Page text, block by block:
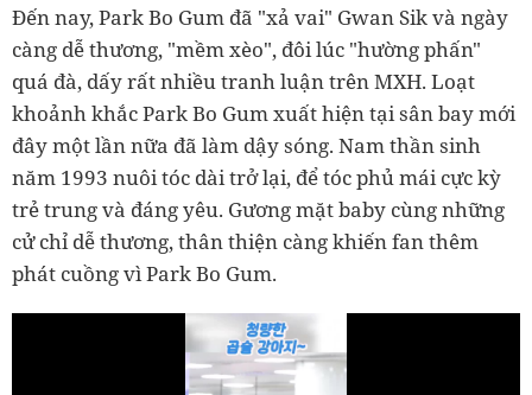
Đến nay, Park Bo Gum đã "xả vai" Gwan Sik và ngày
càng dễ thương, "mềm xèo", đôi lúc "hường phấn"
quá đà, dấy rất nhiều tranh luận trên MXH. Loạt
khoảnh khắc Park Bo Gum xuất hiện tại sân bay mới
đây một lần nữa đã làm dậy sóng. Nam thần sinh
năm 1993 nuôi tóc dài trở lại, để tóc phủ mái cực kỳ
trẻ trung và đáng yêu. Gương mặt baby cùng những
cử chỉ dễ thương, thân thiện càng khiến fan thêm
phát cuồng vì Park Bo Gum.